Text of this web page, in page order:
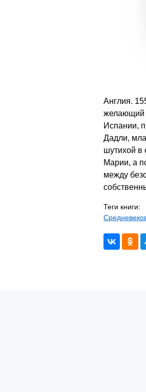
Англия.
желающий
Испании,
Дадли,
шутихой в
Марии, а
между
Теги книги: